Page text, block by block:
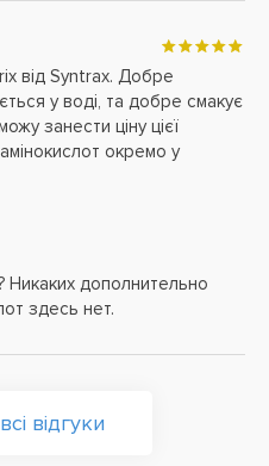
від Syntrax. Добре
у воді, та добре смакує
занести ціну цієї
окремо у
Никаких дополнительно
здесь нет.
відгуки